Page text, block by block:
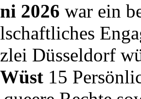
2026 war ein
Düsseldorf
15